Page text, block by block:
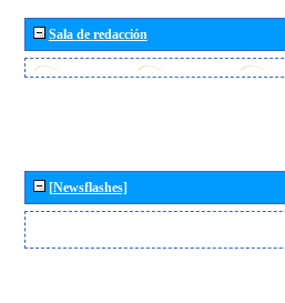
Sala de redacción
[Newsflashes]